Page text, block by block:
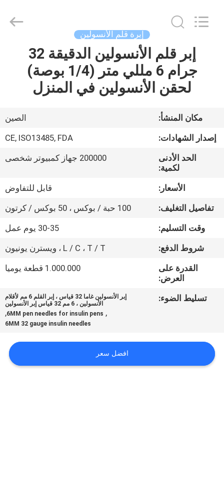
منزل،
عرض
الواقع
الافتراضي
معلومات
جولة
المعمل
اتصل
إبرة قلم الأنسولين
إبر قلم الأنسولين الدقيقة 32
جرام 6 مللي متر (1/4 بوصة)
لحقن الأنسولين في المنزل
مكان المنشأ:
الصين
إصدار الشهادات:
CE, ISO13485, FDA
الحد الأدنى
لكمية:
200000 جهاز كمبيوتر شخصى
الأسعار:
قابل للتفاوض
تفاصيل التغليف:
100 حبة / بوكس ​​، 50 بوكس ​​/ كرتون
وقت التسليم:
30-35 يوم عمل
شروط الدفع:
L / C ، T / T ، ويسترن يونيون
القدرة على
العرض:
1.000.000 قطعة يوميا
تسليط الضوء:
إبر الأنسولين غاما 32 قياس ، إبر القلم 6 مم لأقلام
الأنسولين ، 6 مم 32 قياس إبر الأنسولين
,
6MM pen needles for insulin pens
,
6MM 32 gauge insulin needles
افضل سعر